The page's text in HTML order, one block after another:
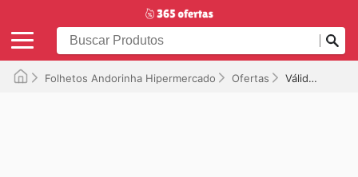
Folhetos Andorinha Hipermercado Ofertas Válido até 06/11/2025